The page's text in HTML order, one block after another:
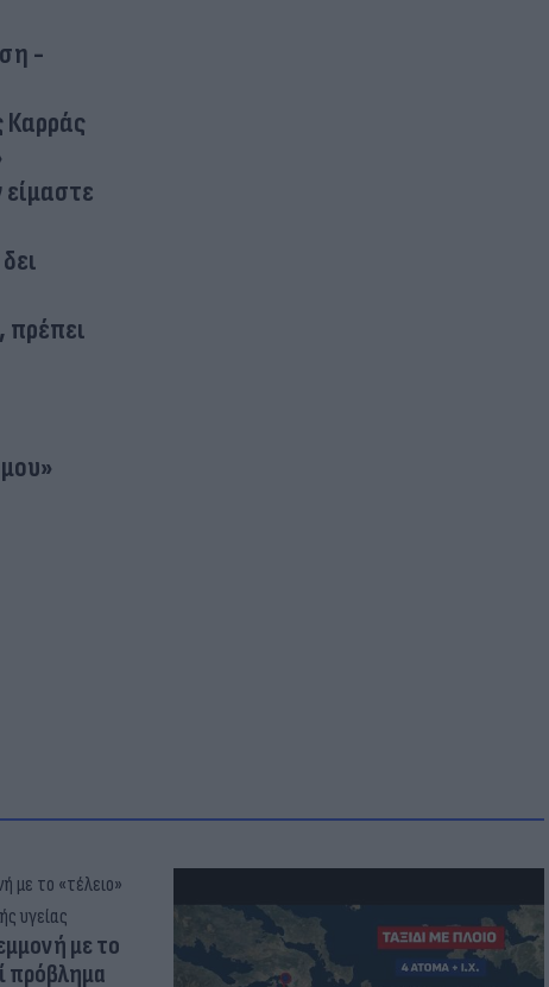
-
Καρράς
με το
πρόβλημα